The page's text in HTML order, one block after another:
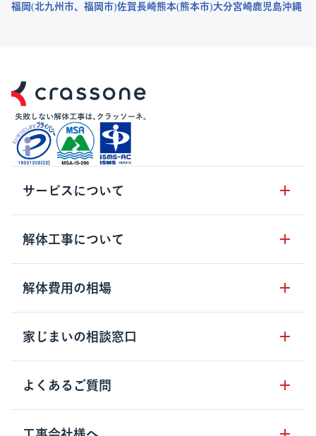
福岡 北九州市 福岡市 佐賀長崎熊本 熊本市 大分宮崎鹿児島沖縄
サービスについて
サービスの流れ
サービスのメリット
クラッソーネの自治体連携
お客さまの声
解体工事について
解体工事の基礎知識
解体工事に関わる法律
用語集
解体費用の相場
木造住宅の相場
鉄骨造住宅の相場
RC造住宅の相場
家じまいの相談窓口
家じまいの相談窓口
よくあるご質問
クラッソーネの利用方法